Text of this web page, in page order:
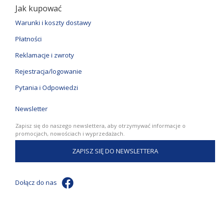
Jak kupować
Warunki i koszty dostawy
Płatności
Reklamacje i zwroty
Rejestracja/logowanie
Pytania i Odpowiedzi
Newsletter
Zapisz się do naszego newslettera, aby otrzymywać informacje o
promocjach, nowościach i wyprzedażach.
ZAPISZ SIĘ DO NEWSLETTERA
Dołącz do nas